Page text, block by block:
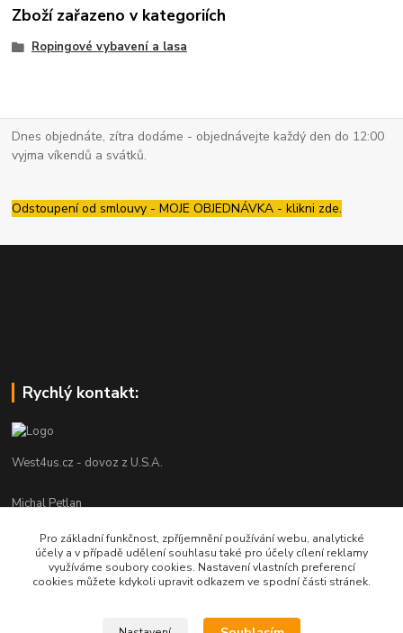
Zboží zařazeno v kategoriích
Ropingové vybavení a lasa
Dnes objednáte, zítra dodáme - objednávejte každý den do 12:00
vyjma víkendů a svátků.
Odstoupení od smlouvy - MOJE OBJEDNÁVKA - klikni zde.
Rychlý kontakt:
West4us.cz - dovoz z U.S.A.
Michal Petlan
(Po-Pá, 9-16h)
info@west4us.cz
Pro základní funkčnost, zpříjemnění používání webu, analytické
účely a v případě udělení souhlasu také pro účely cílení reklamy
využíváme soubory cookies. Nastavení vlastních preferencí
cookies můžete kdykoli upravit odkazem ve spodní části stránek.